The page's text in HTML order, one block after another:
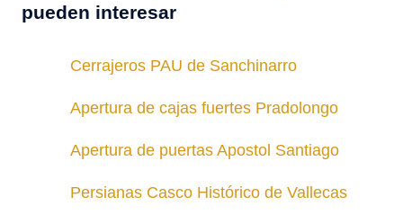
pueden interesar
Cerrajeros PAU de Sanchinarro
Apertura de cajas fuertes Pradolongo
Apertura de puertas Apostol Santiago
Persianas Casco Histórico de Vallecas